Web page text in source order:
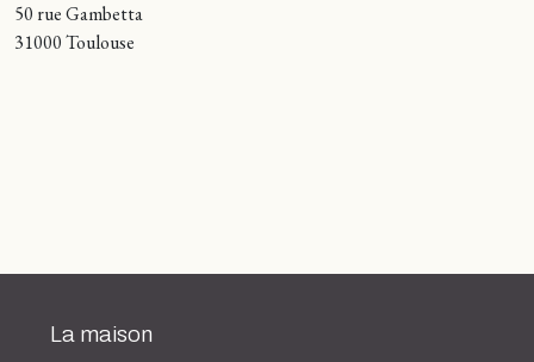
50 rue Gambetta
31000 Toulouse
La maison